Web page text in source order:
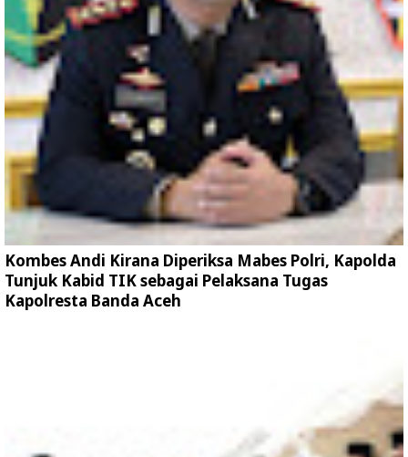
Kombes Andi Kirana Diperiksa Mabes Polri, Kapolda
Tunjuk Kabid TIK sebagai Pelaksana Tugas
Kapolresta Banda Aceh